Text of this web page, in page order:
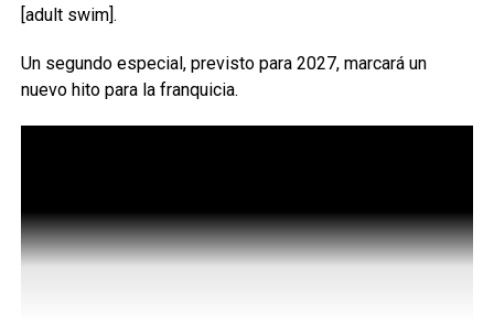
Superman, amenazan su futuro y ponen a prueba los lazos
El éxito detrás de Mis
ejecutivos y showrunners de‘MIS AVENTURAS CON
SUPERMAN’.
[adult swim].
Un segundo especial, previsto para 2027, marcará un
nuevo hito para la franquicia.